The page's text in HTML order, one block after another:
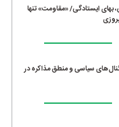
ایستادگی/ «مقاومت» تنها
سیاسی و منطق مذاکره در